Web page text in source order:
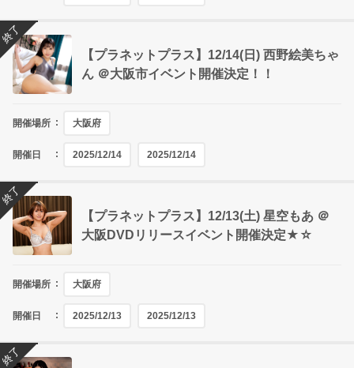
【プラネットプラス】12/14(日) 西野絵美ちゃ
ん ＠大阪市イベント開催決定！！
開催場所 大阪府
開催日 2025/12/14 2025/12/14
終了
【プラネットプラス】12/13(土) 星空もあ ＠
大阪DVDリリースイベント開催決定★☆
開催場所 大阪府
開催日 2025/12/13 2025/12/13
終了
終了